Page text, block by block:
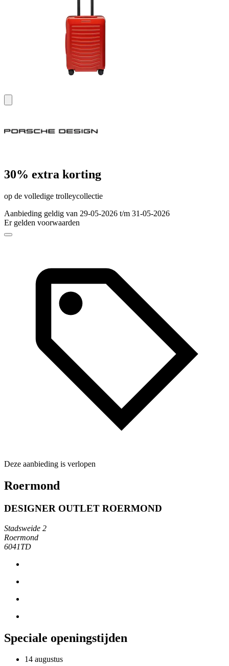
30% extra korting
op de volledige trolleycollectie
Aanbieding geldig van 29-05-2026 t/m 31-05-2026
Er gelden voorwaarden
Deze aanbieding is verlopen
Roermond
DESIGNER OUTLET ROERMOND
Stadsweide 2
Roermond
6041TD
Speciale openingstijden
14 augustus